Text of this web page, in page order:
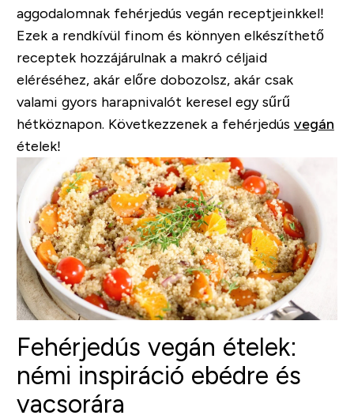
aggodalomnak fehérjedús vegán receptjeinkkel!
Ezek a rendkívül finom és könnyen elkészíthető
receptek hozzájárulnak a makró céljaid
eléréséhez, akár előre dobozolsz, akár csak
valami gyors harapnivalót keresel egy sűrű
hétköznapon. Következzenek a fehérjedús vegán
ételek!
Fehérjedús vegán ételek:
némi inspiráció ebédre és
vacsorára